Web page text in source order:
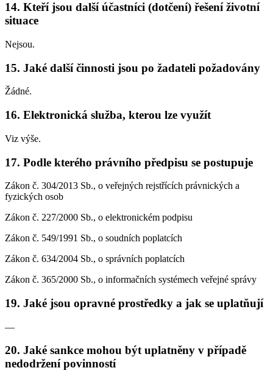
14. Kteří jsou další účastníci (dotčení) řešení životní
situace
Nejsou.
15. Jaké další činnosti jsou po žadateli požadovány
Žádné.
16. Elektronická služba, kterou lze využít
Viz výše.
17. Podle kterého právního předpisu se postupuje
Zákon č. 304/2013 Sb., o veřejných rejstřících právnických a
fyzických osob
Zákon č. 227/2000 Sb., o elektronickém podpisu
Zákon č. 549/1991 Sb., o soudních poplatcích
Zákon č. 634/2004 Sb., o správních poplatcích
Zákon č. 365/2000 Sb., o informačních systémech veřejné správy
19. Jaké jsou opravné prostředky a jak se uplatňují
—
20. Jaké sankce mohou být uplatněny v případě
nedodržení povinností